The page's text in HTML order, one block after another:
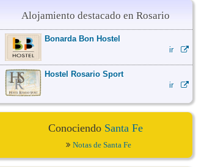
Alojamiento destacado en Rosario
Bonarda Bon Hostel
ir
Hostel Rosario Sport
ir
Conociendo Santa Fe
Notas de Santa Fe